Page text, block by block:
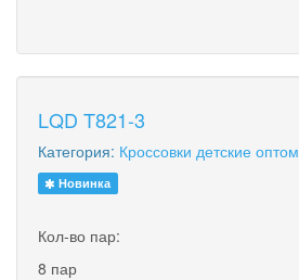
LQD T821-3
Категория: Кроссовки детские оптом
Новинка
Кол-во пар:
8 пар